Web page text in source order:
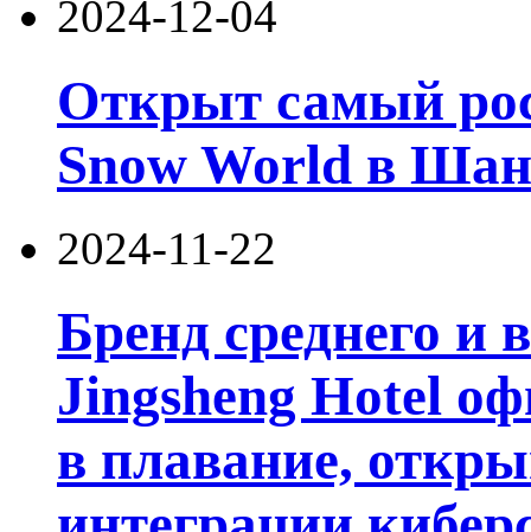
2024-12-04
Открыт самый
Snow World в
2024-11-22
Бренд среднего и
Jingsheng Hotel
в плавание,